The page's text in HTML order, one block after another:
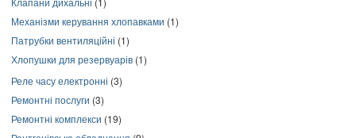
Механізми керування хлопавками (1)
Патрубки вентиляційні (1)
Хлопушки для резервуарів (1)
Реле часу електронні (3)
Ремонтні послуги (3)
Ремонтні комплекси (19)